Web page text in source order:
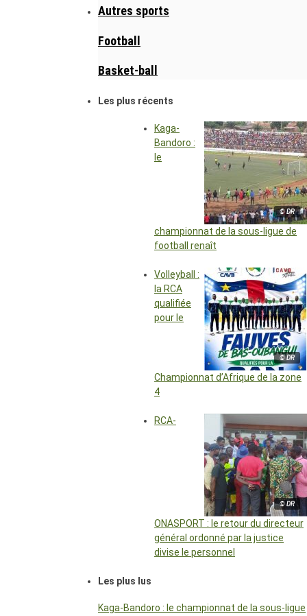
Autres sports
Football
Basket-ball
Les plus récents
© DR
Kaga-
Bandoro :
le
championnat de la sous-ligue de
football renaît
© DR
Volleyball :
la RCA
qualifiée
pour le
Championnat d’Afrique de la zone
4
© DR
RCA-
ONASPORT : le retour du directeur
général ordonné par la justice
divise le personnel
Les plus lus
Kaga-Bandoro : le championnat de la sous-ligue